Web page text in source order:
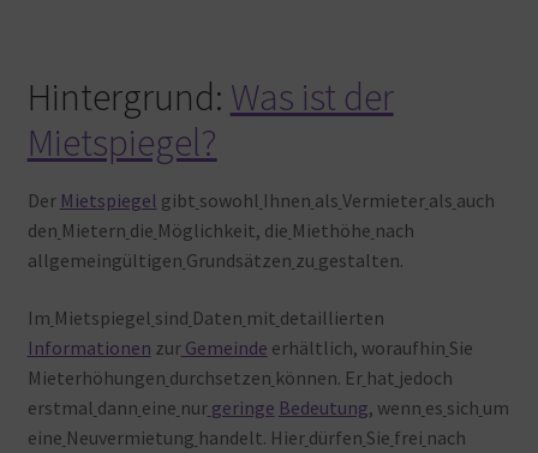
Hintergrund: Was ist der
Mietspiegel?
Der Mietspiegel gibt sowohl Ihnen als Vermieter als auch
den Mietern die Möglichkeit, die Miethöhe nach
allgemeingültigen Grundsätzen zu gestalten.
Im Mietspiegel sind Daten mit detaillierten
Informationen zurGemeinde erhältlich, woraufhin Sie
Mieterhöhungen durchsetzen können. Er hat jedoch
erstmal dann eine nur geringe Bedeutung, wenn es sich um
eine Neuvermietung handelt. Hier dürfen Sie frei nach